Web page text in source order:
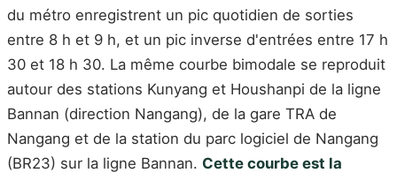
du métro enregistrent un pic quotidien de sorties
entre 8 h et 9 h, et un pic inverse d'entrées entre 17 h
30 et 18 h 30. La même courbe bimodale se reproduit
autour des stations Kunyang et Houshanpi de la ligne
Bannan (direction Nangang), de la gare TRA de
Nangang et de la station du parc logiciel de Nangang
(BR23) sur la ligne Bannan. Cette courbe est la